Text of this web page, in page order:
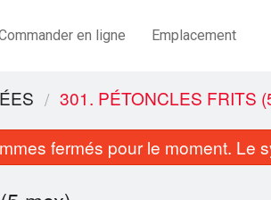
en ligne Emplacement
301. PÉTONCLES FRITS
fermés pour le moment. Le